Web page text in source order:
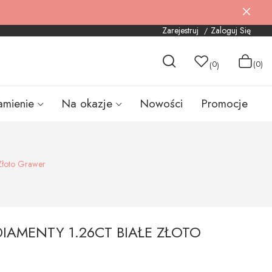
Zarejestruj Zaloguj Się
(0) (0)
Na okazje Nowości Promocje
Grawer
1.26CT BIAŁE ZŁOTO